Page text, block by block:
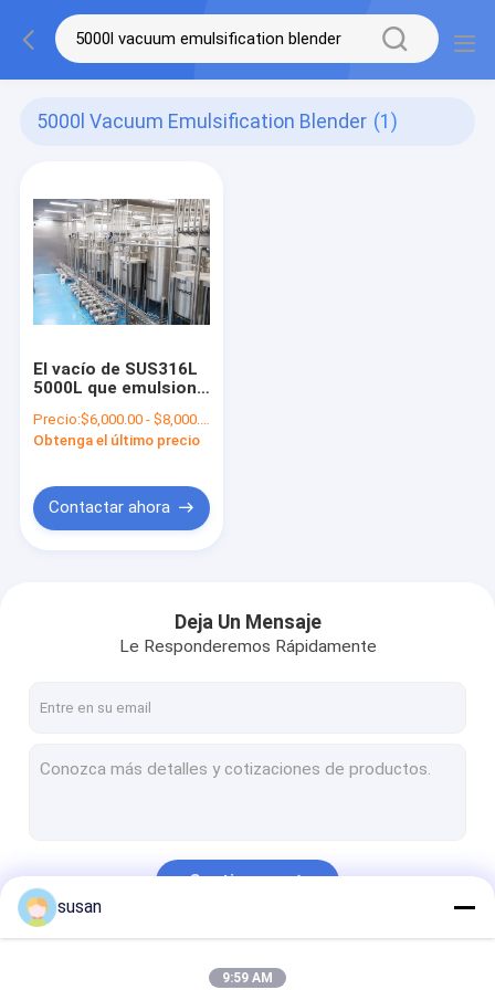
5000l Vacuum Emulsification Blender (1)
El vacío de SUS316L
5000L que emulsiona
licuadora de la
emulsificación del
Precio:$6,000.00 - $8,000.00/Sets
Obtenga el último precio
Contactar ahora
Deja Un Mensaje
Le Responderemos Rápidamente
Continuar
Nuestras Categorías
susan
9:59 AM